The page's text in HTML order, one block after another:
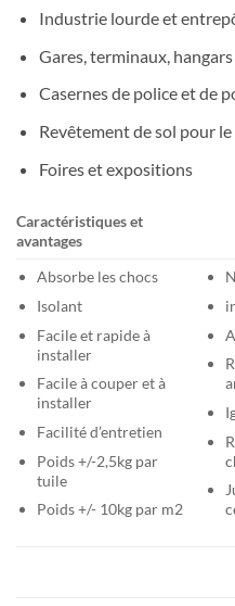
Industrie lourde et
Gares, terminaux, hangars
Casernes de police et de
Revêtement de sol pour
Foires et expositions
Caractéristiques et
avantages
Absorbe les chocs
Isolant
Facile et rapide à
installer
Facile à couper et à
installer
Facilité d’entretien
Poids +/-2,5kg par
tuile
Poids +/- 10kg par m2